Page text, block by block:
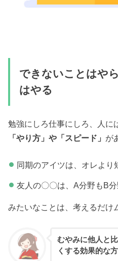
できないことはや
はやる
勉強にしろ仕事にしろ、人に
「やり方」や「スピード」 が
同期のアイツは、オレより
友人の〇〇は、A分野もB
みたいなことは、考えるだけ
むやみに他人と
くする効果的な